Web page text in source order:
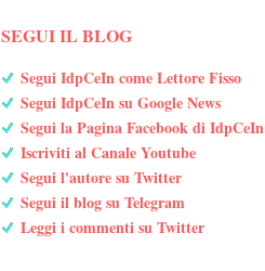
SEGUI IL BLOG
Segui IdpCeIn come Lettore Fisso
Segui IdpCeIn su Google News
Segui la Pagina Facebook di IdpCeIn
Iscriviti al Canale Youtube
Segui l'autore su Twitter
Segui il blog su Telegram
Leggi i commenti su Twitter